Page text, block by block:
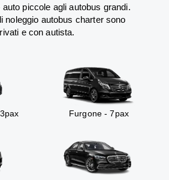
piccole agli autobus grandi.
noleggio autobus charter sono
e con autista.
Furgone - 7pax